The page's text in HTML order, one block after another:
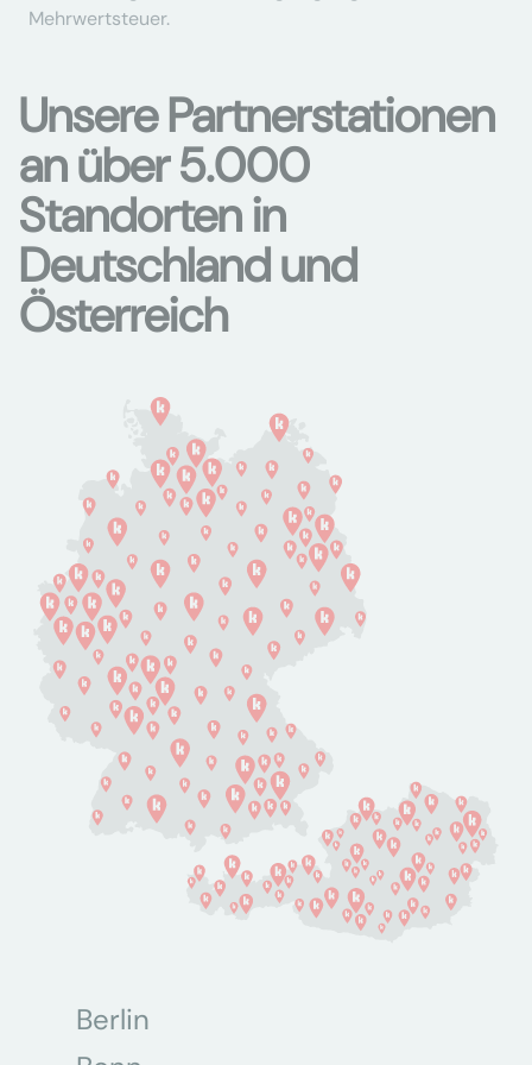
Mehrwertsteuer.
Unsere Partnerstationen
an über 5.000
Standorten in
Deutschland und
Österreich
Berlin